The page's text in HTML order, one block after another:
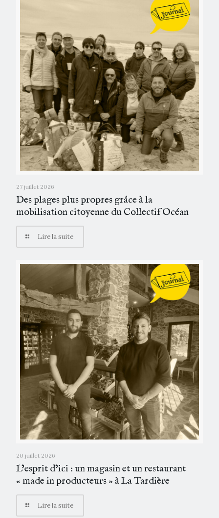
27 juillet 2026
Des plages plus propres grâce à la
mobilisation citoyenne du Collectif Océan
Lire la suite
20 juillet 2026
L’esprit d’ici : un magasin et un restaurant
« made in producteurs » à La Tardière
Lire la suite